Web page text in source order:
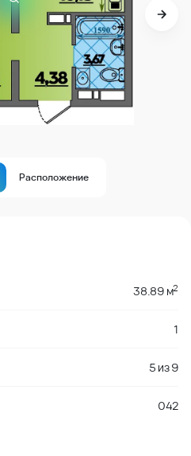
Расположение
38.89 м2
1
5 из9
042